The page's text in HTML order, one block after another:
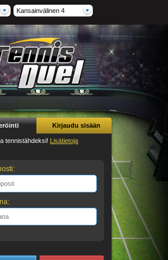
Kansainvälinen 4
Kirjaudu sisään
tennistähdeksi! Lisätietoja